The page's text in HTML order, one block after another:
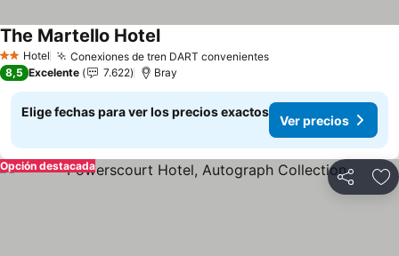
2 Estrellas
Hotel Conexiones de tren DART convenientesVer precios
The Martello HotelVer precios
8,5 Excelente 7.622 Bray
Elige fechas para ver los precios exactos
Ver precios
Compartir
Opción destacada